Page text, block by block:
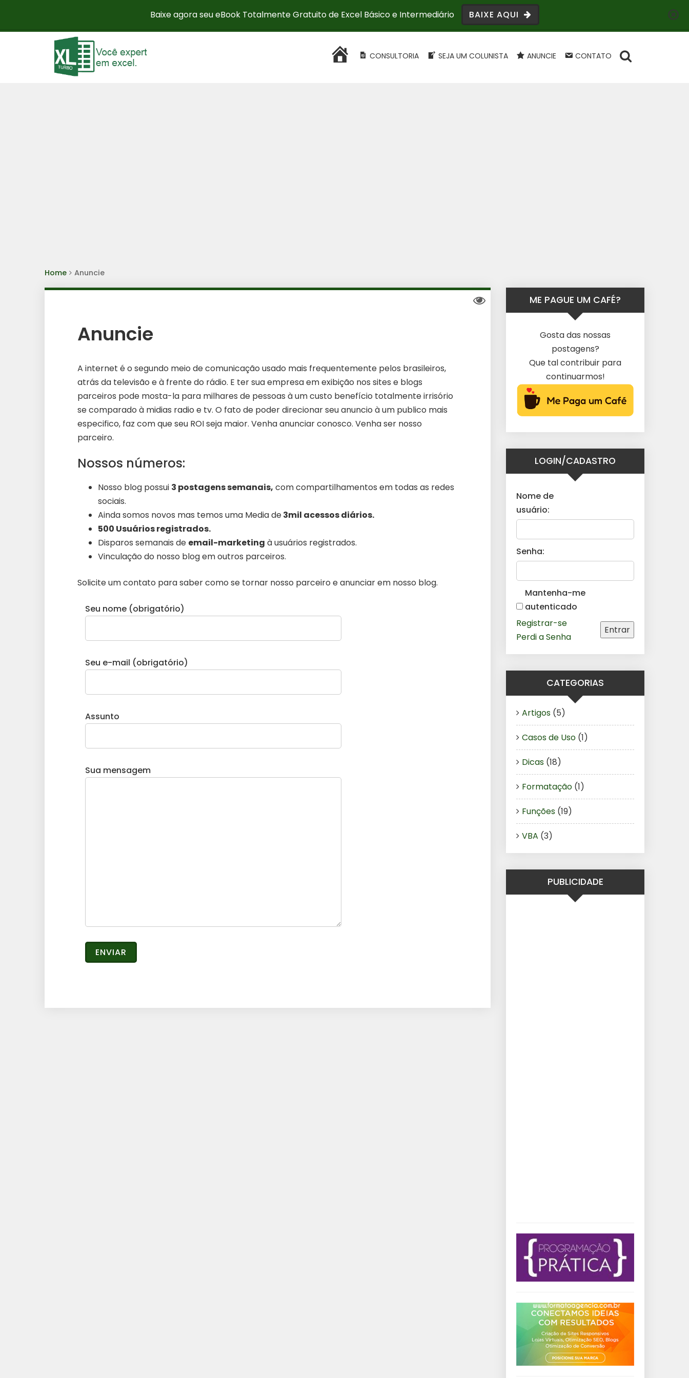
Baixe agora seu eBook Totalmente Gratuito de Excel Básico e Intermediário BAIXE AQUI
HOMECONSULTORIA SEJA UM COLUNISTA ANUNCIE CONTATO
Home Anuncie
Anuncie
A internet é o segundo meio de comunicação usado mais frequentemente pelos brasileiros,
atrás da televisão e à frente do rádio. E ter sua empresa em exibição nos sites e blogs
parceiros pode mosta-la para milhares de pessoas à um custo benefício totalmente irrisório
se comparado à midias radio e tv. O fato de poder direcionar seu anuncio à um publico mais
especifico, faz com que seu ROI seja maior. Venha anunciar conosco. Venha ser nosso
parceiro.
Nossos números:
Nosso blog possui 3 postagens semanais, com compartilhamentos em todas as redes
sociais.
Ainda somos novos mas temos uma Media de3mil acessos diários.
500 Usuários registrados.
Disparos semanais de email-marketing à usuários registrados.
Vinculação do nosso blog em outros parceiros.
Solicite um contato para saber como se tornar nosso parceiro e anunciar em nosso blog.
Seu nome (obrigatório)
Seu e-mail (obrigatório)
Assunto
Sua mensagem
ME PAGUE UM CAFÉ?
Gosta das nossas
postagens?
Que tal contribuir para
continuarmos!
LOGIN/CADASTRO
Nome de
usuário:
Senha:
Mantenha-me
autenticado
Entrar
Registrar-se
Perdi a Senha
CATEGORIAS
Artigos (5)
Casos de Uso (1)
Dicas (18)
Formatação (1)
Funções (19)
VBA (3)
PUBLICIDADE